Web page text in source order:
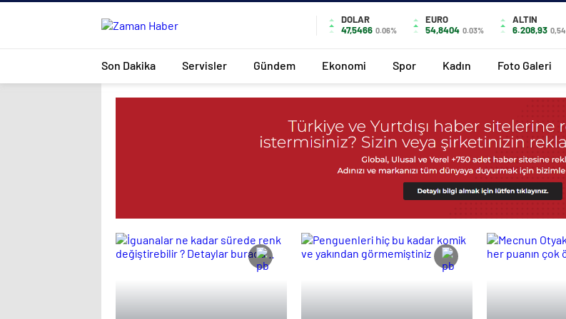
DOLAR
47,5466 0.06%
EURO
54,8404 0.03%
ALTIN
6.208,93 0,54
Son Dakika Servisler Gündem Ekonomi Spor Kadın Foto Galeri